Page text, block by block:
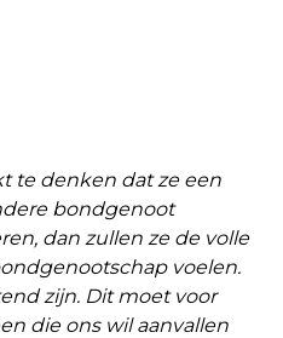
te denken dat ze een
bondgenoot
dan zullen ze de volle
voelen.
zijn. Dit moet voor
die ons wil aanvallen